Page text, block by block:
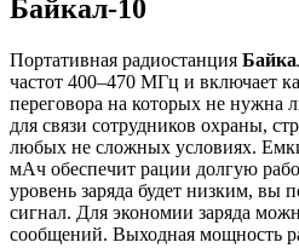
Байкал-10
Портативная радиостанция
частот 400–470 МГц и включает
переговора на которых не нужна
для связи сотрудников охраны,
любых не сложных условиях.
мАч обеспечит рации долгую
уровень заряда будет низким,
сигнал. Для экономии заряда
сообщений. Выходная мощность